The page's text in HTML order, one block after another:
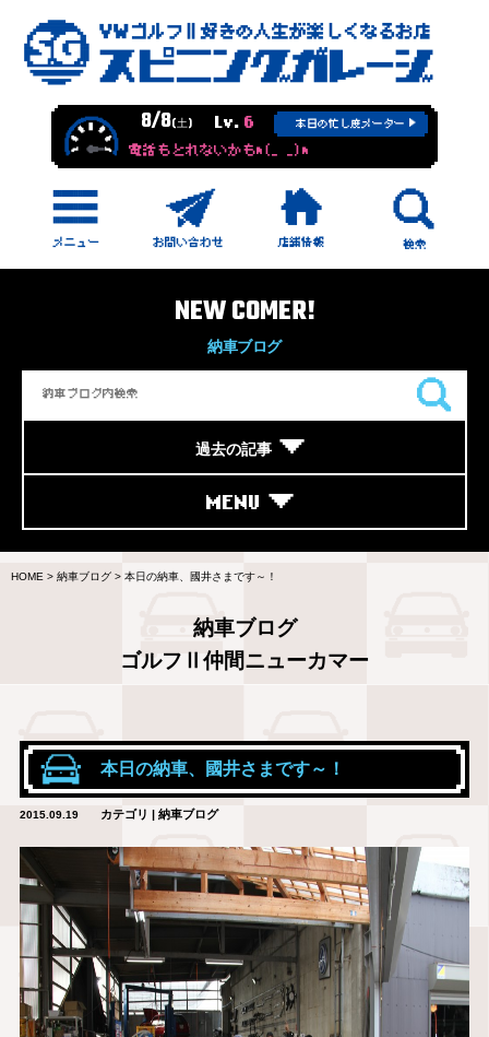
8/8(土) Lv. 6 本日の忙し度メーター
電話もとれないかもm(_ _)m
NEW COMER!
納車ブログ
過去の記事
MENU
HOME > 納車ブログ > 本日の納車、國井さまです～！
納車ブログ
ゴルフⅡ仲間ニューカマー
本日の納車、國井さまです～！
2015.09.19 カテゴリ | 納車ブログ